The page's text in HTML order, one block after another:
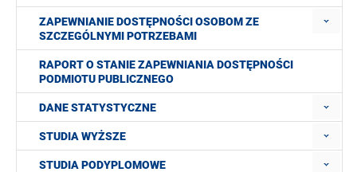
ZAPEWNIANIE DOSTĘPNOŚCI OSOBOM ZE
SZCZEGÓLNYMI POTRZEBAMI
RAPORT O STANIE ZAPEWNIANIA DOSTĘPNOŚCI
PODMIOTU PUBLICZNEGO
DANE STATYSTYCZNE
STUDIA WYŻSZE
STUDIA PODYPLOMOWE